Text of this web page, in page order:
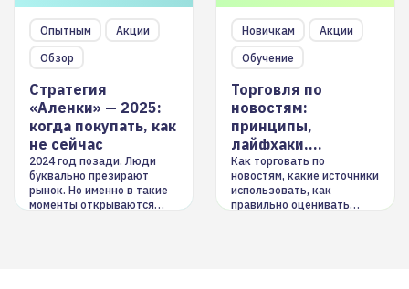
Опытным
Акции
Обзор
Стратегия
«Аленки» — 2025:
когда покупать, как
не сейчас
2024 год позади. Люди
буквально презирают
рынок. Но именно в такие
моменты открываются
Новичкам
Акции
Обучение
Торговля по
новостям:
принципы,
лайфхаки,
инструменты
Как торговать по
новостям, какие источники
использовать, как
правильно оценивать